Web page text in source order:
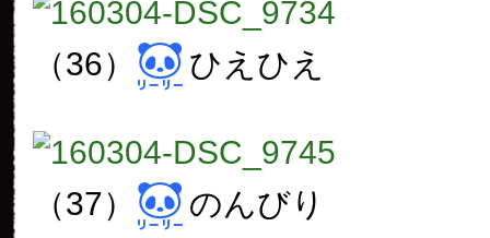
（36） ひえひえ
（37） のんびり